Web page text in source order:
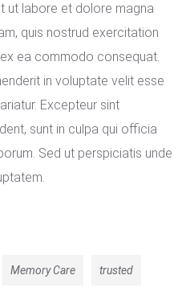
ut labore et dolore magna
quis nostrud exercitation
ea commodo consequat.
in voluptate velit esse
Excepteur sint
sunt in culpa qui officia
Sed ut perspiciatis unde
Memory Care trusted